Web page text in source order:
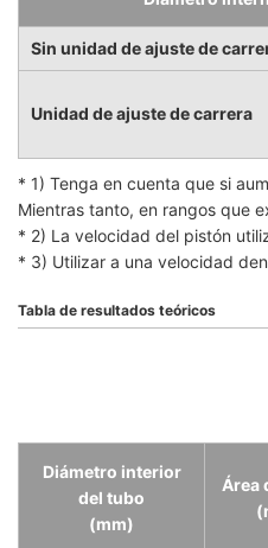
Sin unidad de ajuste de
Unidad de ajuste de carrera
* 1) Tenga en cuenta que si
Mientras tanto, en rangos que
* 2) La velocidad del pistón
* 3) Utilizar a una velocidad
Tabla de resultados teóricos
Diámetro interior
del tubo
(mm)
Área